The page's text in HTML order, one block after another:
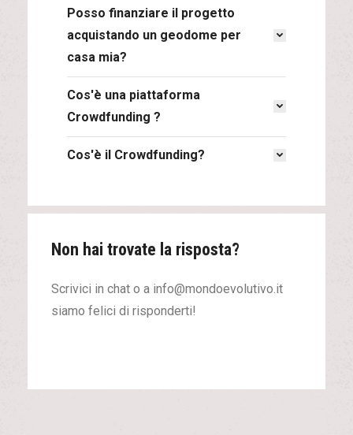
Posso finanziare il progetto
acquistando un geodome per
casa mia?
Cos'è una piattaforma
Crowdfunding ?
Cos'è il Crowdfunding?
Non hai trovate la risposta?
Scrivici in chat o a info@mondoevolutivo.it
siamo felici di risponderti!